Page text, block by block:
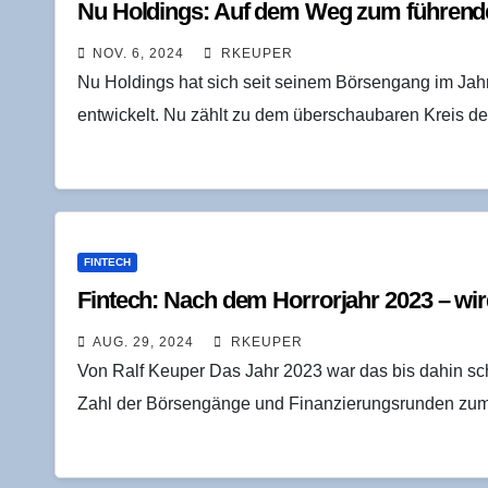
Nu Hol­dings: Auf dem Weg zum
NOV. 6, 2024 RKEUPER
Nu Holdings hat sich seit seinem Börsengang im
entwickelt. Nu zählt zu dem überschaubaren Kreis
FINTECH
Fin­tech: Nach dem Hor­ror­jahr 2023 –
AUG. 29, 2024 RKEUPER
Von Ralf Keuper Das Jahr 2023 war das bis dahin
Zahl der Börsengänge und Finanzierungsrunden